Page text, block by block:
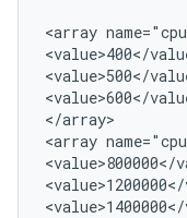
<array
<value>400</
<value>500</
<value>600</
</array>
<array
<value>800000</